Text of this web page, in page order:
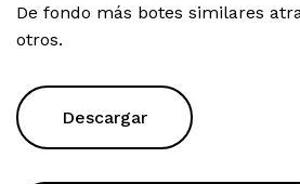
De fondo más botes similares
otros.
Descargar